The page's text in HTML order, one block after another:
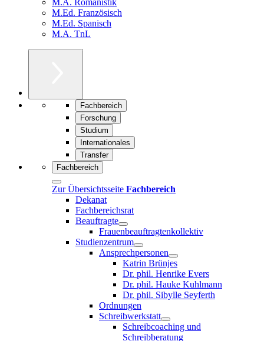
M.Ed. Französisch
M.Ed. Spanisch
M.A. TnL
Fachbereich
Forschung
Studium
Internationales
Transfer
Fachbereich
Zur Übersichtsseite Fachbereich
Dekanat
Fachbereichsrat
Beauftragte
Frauenbeauftragtenkollektiv
Studienzentrum
Ansprechpersonen
Katrin Brünjes
Dr. phil. Henrike Evers
Dr. phil. Hauke Kuhlmann
Dr. phil. Sibylle Seyferth
Ordnungen
Schreibwerkstatt
Schreibcoaching und
Schreibberatung